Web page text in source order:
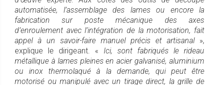
automatisée, l’assemblage des lames ou encore la
fabrication sur poste mécanique des axes
d’enroulement avec l’intégration de la motorisation, fait
appel à un savoir-faire manuel précis et artisanal »,
explique le dirigeant. « Ici, sont fabriqués le rideau
métallique à lames pleines en acier galvanisé, aluminium
ou inox thermolaqué à la demande, qui peut être
motorisé ou manipulé avec un tirage direct, la grille de